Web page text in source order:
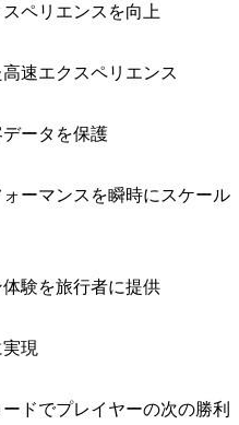
ペリエンスを向上
速エクスペリエンス
ータを保護
ーマンスを瞬時にスケール
験を旅行者に提供
現
ドでプレイヤーの次の勝利